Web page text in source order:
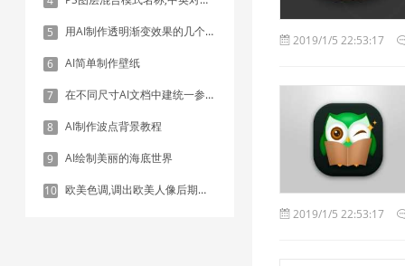
5 用AI制作透明渐变效果的几个方法
6 AI简单制作壁纸
7 在不同尺寸AI文档中建统一参考线 - 方法1：对齐和分布
8 AI制作波点背景教程
9 AI绘制美丽的海底世界
10 欧美色调,调出欧美人像后期色调实例
2019/1/5 22:53:17
2019/1/5 22:53:17